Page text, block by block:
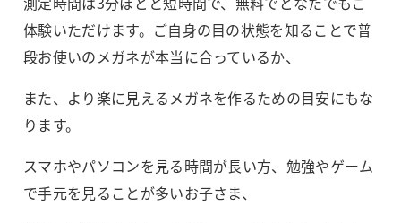
体験いただけます。 ご自身の目の状態を知ることで普
段お使いのメガネが本当に合っているか、
また、より楽に見えるメガネを作るための目安にもな
ります。
スマホやパソコンを見る時間が長い方、 勉強やゲーム
で手元を見ることが多いお子さま、